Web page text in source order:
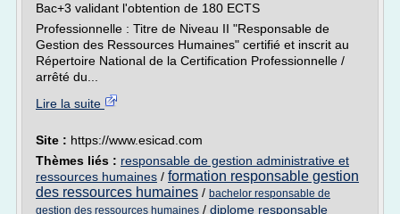
Bac+3 validant l'obtention de 180 ECTS
Professionnelle : Titre de Niveau II "Responsable de
Gestion des Ressources Humaines" certifié et inscrit au
Répertoire National de la Certification Professionnelle /
arrêté du...
Lire la suite
Site : https://www.esicad.com
Thèmes liés : responsable de gestion administrative et
ressources humaines / formation responsable gestion
des ressources humaines / bachelor responsable de
gestion des ressources humaines / diplome responsable